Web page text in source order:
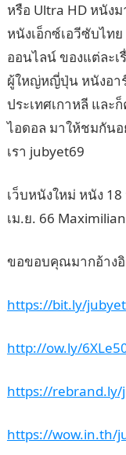
หรือ Ultra HD หนัง
หนังเอ็กซ์เอวีซับไท
ออนไลน์ ของแต่ละเ
ผู้ใหญ่หญี่ปุ่น หนังอา
ประเทศเกาหลี แล
ไอดอล มาให้ชมกัน
เรา jubyet69
เว็บหนังใหม่ หนัง
เม.ย. 66
ขอขอบคุณมากอ้างอิ
https://bit.ly/
http://ow.ly/
https://rebrand.ly/
https://wow.in.th/